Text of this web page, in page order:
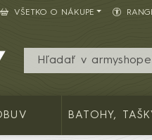
VŠETKO O NÁKUPE
RANGE SK
BATOHY,